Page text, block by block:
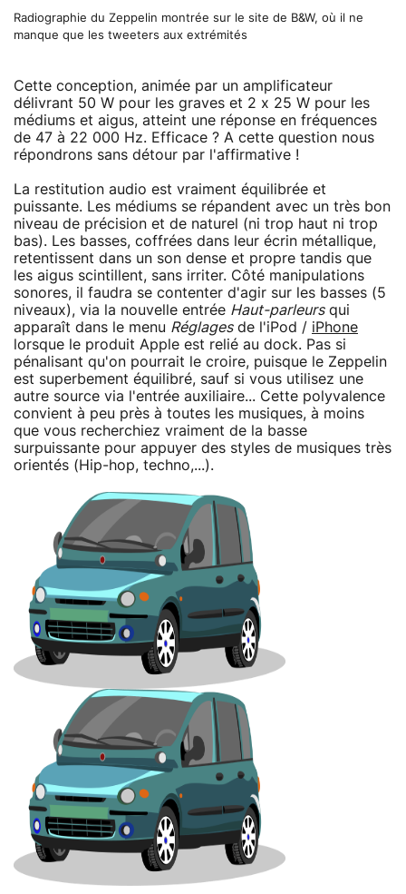
Radiographie du Zeppelin montrée sur le site de B&W, où il ne
manque que les tweeters aux extrémités
Cette conception, animée par un amplificateur
délivrant 50 W pour les graves et 2 x 25 W pour les
médiums et aigus, atteint une réponse en fréquences
de 47 à 22 000 Hz. Efficace ? A cette question nous
répondrons sans détour par l'affirmative !
La restitution audio est vraiment équilibrée et
puissante. Les médiums se répandent avec un très bon
niveau de précision et de naturel (ni trop haut ni trop
bas). Les basses, coffrées dans leur écrin métallique,
retentissent dans un son dense et propre tandis que
les aigus scintillent, sans irriter. Côté manipulations
sonores, il faudra se contenter d'agir sur les basses (5
niveaux), via la nouvelle entrée Haut-parleursqui
apparaît dans le menu Réglagesde l'iPod / iPhone
lorsque le produit Apple est relié au dock. Pas si
pénalisant qu'on pourrait le croire, puisque le Zeppelin
est superbement équilibré, sauf si vous utilisez une
autre source via l'entrée auxiliaire... Cette polyvalence
convient à peu près à toutes les musiques, à moins
que vous recherchiez vraiment de la basse
surpuissante pour appuyer des styles de musiques très
orientés (Hip-hop, techno,...).